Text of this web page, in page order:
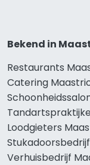
Bekend in
Restaurants
Catering
Loodgieters
Verhuisbedrijf